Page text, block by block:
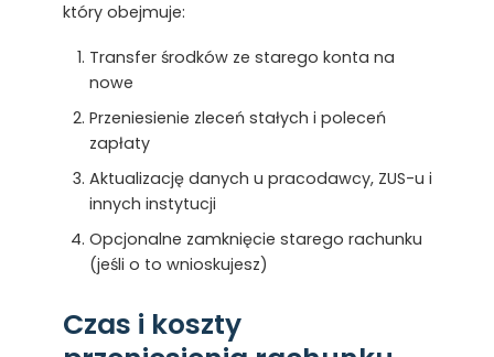
który obejmuje:
Transfer środków ze starego konta na
nowe
Przeniesienie zleceń stałych i poleceń
zapłaty
Aktualizację danych u pracodawcy, ZUS-u i
innych instytucji
Opcjonalne zamknięcie starego rachunku
(jeśli o to wnioskujesz)
Czas i koszty